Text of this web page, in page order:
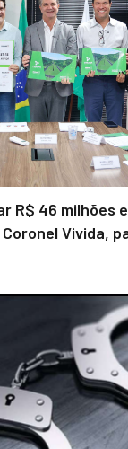
R$ 46 milhões
Vivida,